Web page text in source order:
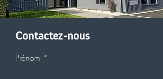
Contactez-nous
Prénom